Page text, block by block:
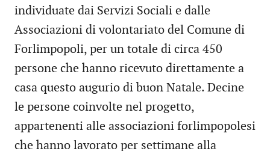
individuate dai Servizi Sociali e dalle
Associazioni di volontariato del Comune di
Forlimpopoli, per un totale di circa 450
persone che hanno ricevuto direttamente a
casa questo augurio di buon Natale. Decine
le persone coinvolte nel progetto,
appartenenti alle associazioni forlimpopolesi
che hanno lavorato per settimane alla